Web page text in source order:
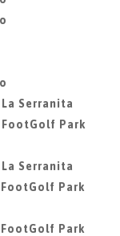
La Serranita
FootGolf Park
La Serranita
FootGolf Park
FootGolf Park